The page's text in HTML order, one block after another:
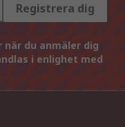
Registrera dig
du anmäler dig
i enlighet med